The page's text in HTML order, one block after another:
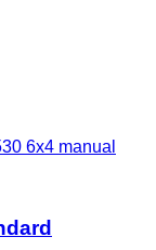
6x4 manual